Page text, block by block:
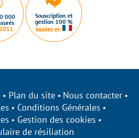
000
Souscription et
gestion 100 %
basées en
Plan du site
Nous contacter
Conditions Générales
Gestion des cookies
de résiliation